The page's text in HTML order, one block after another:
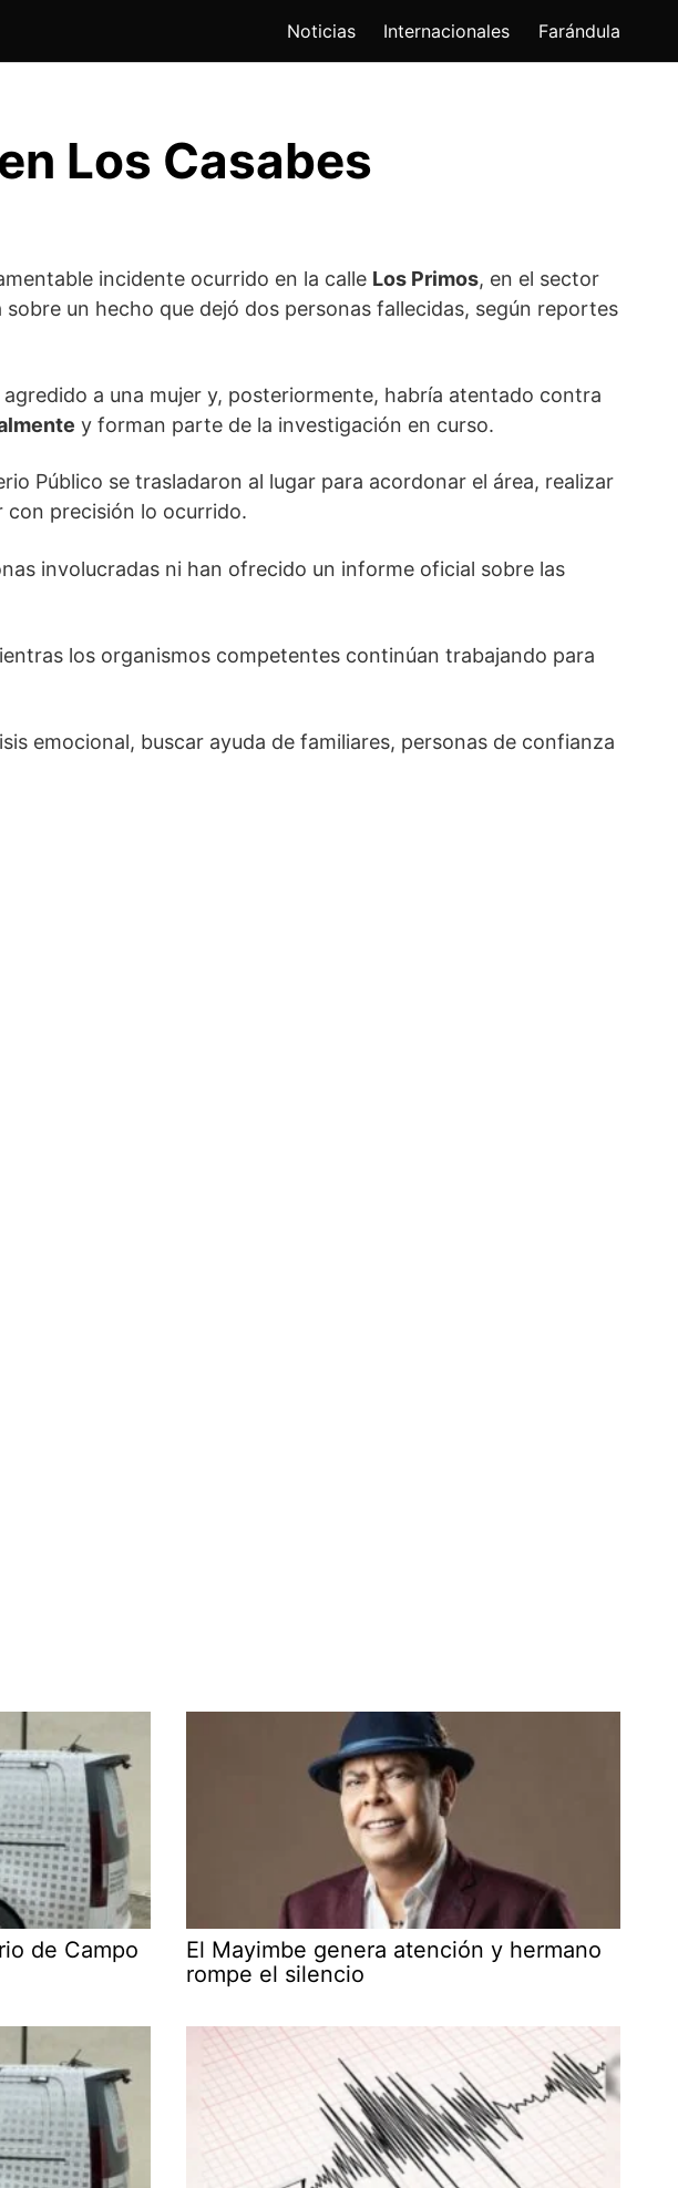
Noticias Internacionales Farándula
Los Casabes
incidente ocurrido en la calle Los Primos, en el sector
un hecho que dejó dos personas fallecidas, según reportes
a una mujer y, posteriormente, habría atentado contra
y forman parte de la investigación en curso.
Público se trasladaron al lugar para acordonar el área, realizar
con precisión lo ocurrido.
involucradas ni han ofrecido un informe oficial sobre las
los organismos competentes continúan trabajando para
emocional, buscar ayuda de familiares, personas de confianza
de Campo
El Mayimbe genera atención y hermano
rompe el silencio